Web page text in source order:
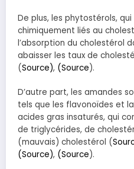
De plus, les phytostérols,
chimiquement liés au
l’absorption du cholestérol
abaisser les taux de
(Source), (Source).
D’autre part, les amandes
tels que les flavonoïdes et la
acides gras insaturés, qui
de triglycérides, de
(mauvais) cholestérol (
(Source), (Source).